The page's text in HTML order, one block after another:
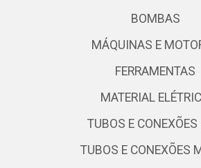
BOMBAS
MÁQUINAS E
FERRAMENTAS
MATERIAL
TUBOS E CONEXÕES
TUBOS E CONEXÕES